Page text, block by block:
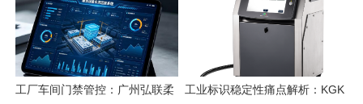
工厂车间门禁管控：广州弘联柔
工业标识稳定性痛点解析：KGK